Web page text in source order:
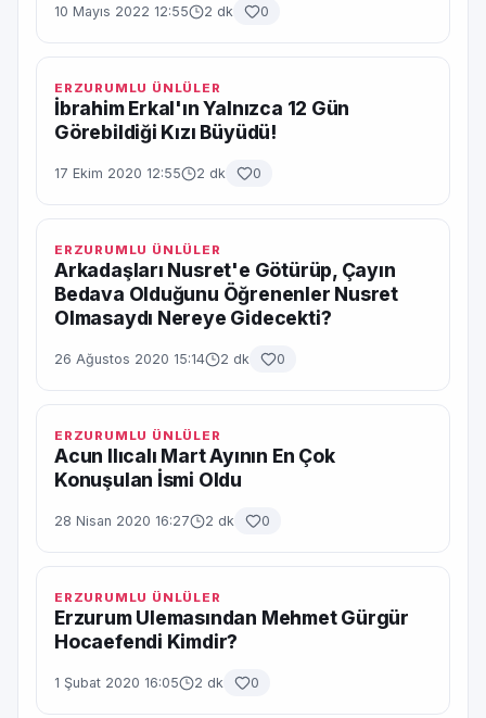
10 Mayıs 2022 12:55 2 dk 0
ERZURUMLU ÜNLÜLER
İbrahim Erkal'ın Yalnızca 12 Gün
Görebildiği Kızı Büyüdü!
17 Ekim 2020 12:55 2 dk 0
ERZURUMLU ÜNLÜLER
Arkadaşları Nusret'e Götürüp, Çayın
Bedava Olduğunu Öğrenenler Nusret
Olmasaydı Nereye Gidecekti?
26 Ağustos 2020 15:14 2 dk 0
ERZURUMLU ÜNLÜLER
Acun Ilıcalı Mart Ayının En Çok
Konuşulan İsmi Oldu
28 Nisan 2020 16:27 2 dk 0
ERZURUMLU ÜNLÜLER
Erzurum Ulemasından Mehmet Gürgür
Hocaefendi Kimdir?
1 Şubat 2020 16:05 2 dk 0